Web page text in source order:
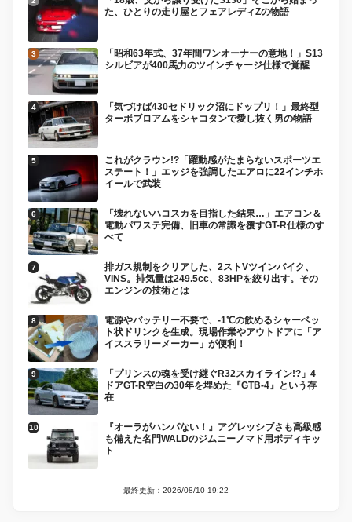
た、ひとりの走り屋とフェアレディZの物語
「昭和63年式、37年間ワンオーナーの意地！」S13
シルビアが400馬力のツインチャージ仕様で覚醒
「気づけば430セドリック沼にドップリ！」最終型
ターボブロアムをシャコタンで愛し抜く男の物語
これがクラウン!?「躍動感がたまらないスポーツエ
ステート！」エッジを強調したエアロに22インチホ
イールで武装
「壊れないハコスカを目指した結果…」エアコン＆
電動パワステ完備、旧車の常識を覆すGT-R仕様のす
べて
排ガス規制をクリアした、2ストVツインバイク、
VINS。排気量は249.5cc、83HPを絞り出す。その
エンジンの技術とは
電源やバッテリー不要で、-1℃の飲めるシャーベッ
ト状ドリンクを生成。現場作業やアウトドアに「ア
イススラリーメーカー」が便利！
「プリンスの魂を受け継ぐR32スカイライン!?」4
ドアGT-R空白の30年を埋めた『GTB-4』という存
在
『オーラがハンパない！』アグレッシブさも高級感
も備えた名門WALDのジムニーノマド用ボディキッ
ト
最終更新：2026/08/10 19:22